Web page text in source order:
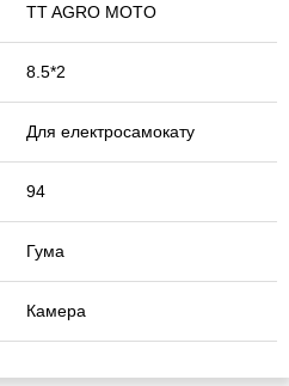
TT AGRO MOTO
8.5*2
Для електросамокату
94
Гума
Камера